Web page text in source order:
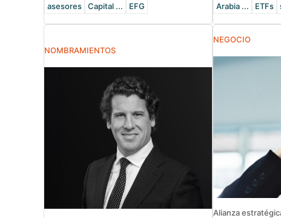
asesores
Capital ... EFG
Arabia ...
ETFs
NOMBRAMIENTOS
NEGOCIO
Alianza